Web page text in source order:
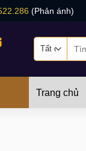
(Phản ánh)
kiếm:
Trang chủ